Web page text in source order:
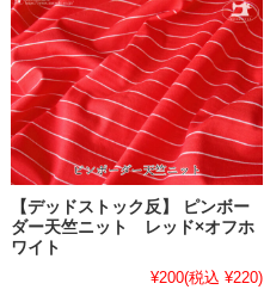
【デッドストック反】 ピンボー
ダー天竺ニット レッド×オフホ
ワイト
¥200(税込 ¥220)